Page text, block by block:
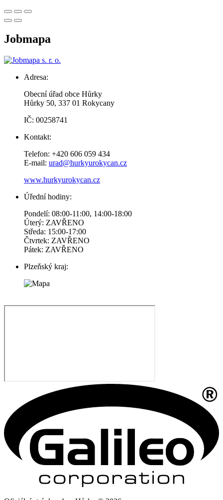
Jobmapa
Adresa:
Obecní úřad obce Hůrky
Hůrky 50, 337 01 Rokycany
IČ: 00258741
Kontakt:
Telefon: +420 606 059 434
E-mail: urad@hurkyurokycan.cz
www.hurkyurokycan.cz
Úřední hodiny:
Pondelí: 08:00-11:00, 14:00-18:00
Úterý: ZAVŘENO
Středa: 15:00-17:00
Čtvrtek: ZAVŘENO
Pátek: ZAVŘENO
Plzeňský kraj: